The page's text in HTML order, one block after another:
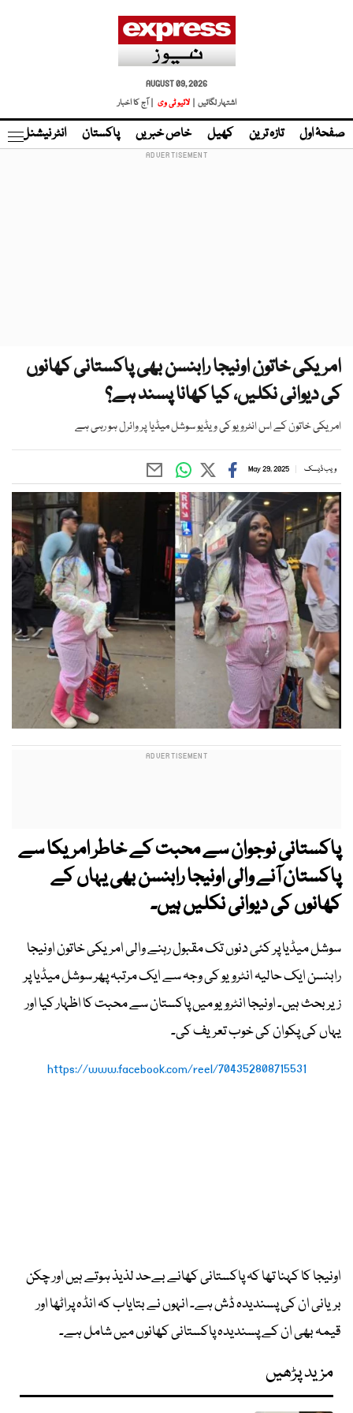
AUGUST 09, 2026
اشتہار لگائیں |
لائیو ٹی وی | آج کا اخبار
صفحۂ اول تازہ ترین کھیل خاص خبریں پاکستان انٹر نیشنل
امریکی خاتون اونیجا رابنسن بھی پاکستانی کھانوں
کی دیوانی نکلیں، کیا کھانا پسند ہے؟
امریکی خاتون کے اس انٹرویو کی ویڈیو سوشل میڈیا پر وائرل ہو رہی ہے
ویب ڈیسک May 29, 2025
پاکستانی نوجوان سے محبت کے خاطر امریکا سے
پاکستان آنے والی اونیجا رابنسن بھی یہاں کے
کھانوں کی دیوانی نکلیں ہیں۔
سوشل میڈیا پر کئی دنوں تک مقبول رہنے والی امریکی خاتون اونیجا
رابنسن ایک حالیہ انٹرویو کی وجہ سے ایک مرتبہ پھر سوشل میڈیا پر
زیر بحث ہیں۔ اونیجا انٹرویو میں پاکستان سے محبت کا اظہار کیا اور
یہاں کی پکوان کی خوب تعریف کی۔
https://www.facebook.com/reel/704352808715531
اونیجا کا کہنا تھا کہ پاکستانی کھانے بےحد لذیذ ہوتے ہیں اور چکن
بریانی ان کی پسندیدہ ڈش ہے۔ انہوں نے بتایاب کہ انڈہ پراٹھا اور
قیمہ بھی ان کے پسندیدہ پاکستانی کھانوں میں شامل ہے۔
مزید پڑھیں